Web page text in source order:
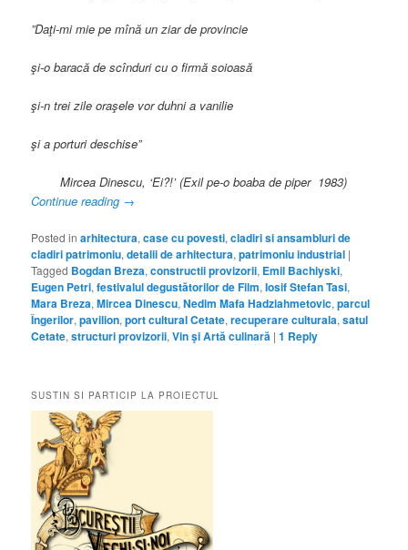
”Daţi-mi mie pe mînă un ziar de provincie
şi-o baracă de scînduri cu o firmă soioasă
şi-n trei zile oraşele vor duhni a vanilie
şi a porturi deschise”
Mircea Dinescu, ‘Ei?!’ (Exil pe-o boaba de piper 1983)
Continue reading →
Posted in arhitectura,case cu povesti,cladiri si ansambluri de
cladiri patrimoniu,detalii de arhitectura,patrimoniu industrial |
Tagged Bogdan Breza,constructii provizorii, Emil Bachiyski,
Eugen Petri,festivalul degustătorilor de Film,Iosif Stefan Tasi,
Mara Breza,Mircea Dinescu,Nedim Mafa Hadziahmetovic,parcul
Îngerilor,pavilion,port cultural Cetate,recuperare culturala,satul
Cetate,structuri provizorii,Vin şi Artă culinară |1 Reply
SUSTIN SI PARTICIP LA PROIECTUL